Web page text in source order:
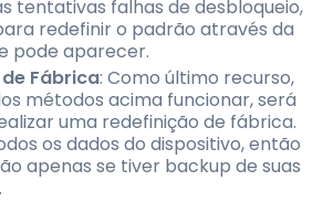
tentativas falhas de desbloqueio,
redefinir o padrão através da
pode aparecer.
Fábrica: Como último recurso,
métodos acima funcionar, será
uma redefinição de fábrica.
os dados do dispositivo, então
apenas se tiver backup de suas